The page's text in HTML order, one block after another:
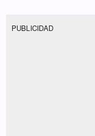
PUBLICIDAD